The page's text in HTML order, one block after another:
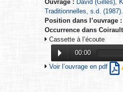
Ouvrage : David (Gilles),
Traditionnelles, s.d. (1987).
Position dans l’ouvrage :
Occurrence dans
Cassette à l’écoute
00:00
Voir l’ouvrage en pdf